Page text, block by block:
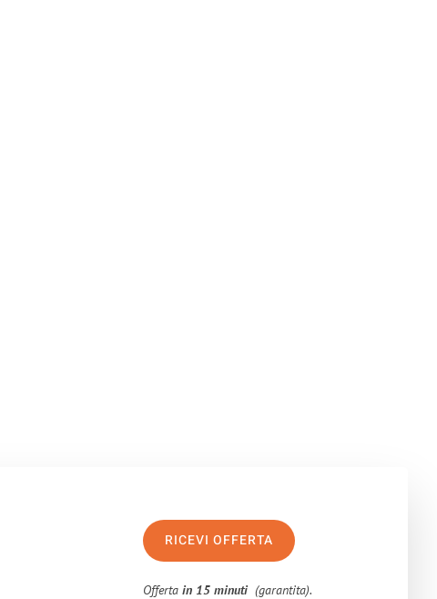
RICEVI OFFERTA
Offertain 15 minuti (garantita).